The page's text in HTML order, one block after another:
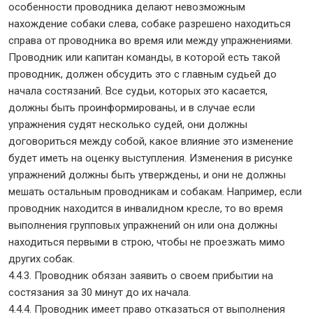
особенности проводника делают невозможным
нахождение собаки слева, собаке разрешено находиться
справа от проводника во время или между упражнениями.
Проводник или капитан команды, в которой есть такой
проводник, должен обсудить это с главным судьей до
начала состязаний. Все судьи, которых это касается,
должны быть проинформированы, и в случае если
упражнения судят несколько судей, они должны
договориться между собой, какое влияние это изменение
будет иметь на оценку выступления. Изменения в рисунке
упражнений должны быть утверждены, и они не должны
мешать остальным проводникам и собакам. Например, если
проводник находится в инвалидном кресле, то во время
выполнения групповых упражнений он или она должны
находиться первыми в строю, чтобы не проезжать мимо
других собак.
4.4.3. Проводник обязан заявить о своем прибытии на
состязания за 30 минут до их начала.
4.4.4. Проводник имеет право отказаться от выполнения